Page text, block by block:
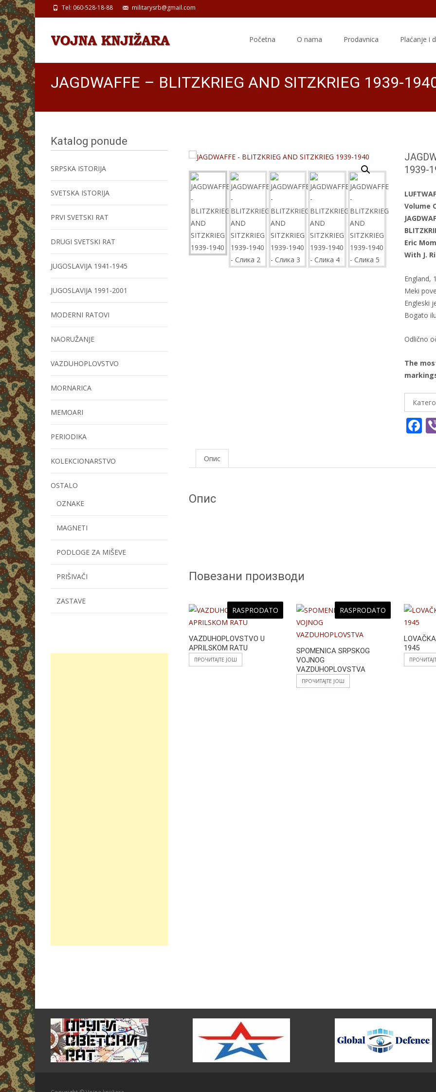
Tel: 060-528-18-88 militarysrb@gmail.com
Početna O nama Prodavnica Plaćanje i
JAGDWAFFE – BLITZKRIEG AND SITZKRIEG 1939-
1939-
Volume
Eric
With J.
England,
Meki
Engleski
Bogato
Odlično
The
F
b
Опис
Опис
Повезани производи
RASPRODATO
VAZDUHOPLOVSTVO U
APRILSKOM RATU
ПРОЧИТАЈТЕ ЈОШ
RASPRODATO
SPOMENICA SRPSKOG
VOJNOG
VAZDUHOPLOVSTVA
ПРОЧИТАЈТЕ ЈОШ
1945
Katalog ponude
SRPSKA ISTORIJA
SVETSKA ISTORIJA
PRVI SVETSKI RAT
DRUGI SVETSKI RAT
JUGOSLAVIJA 1941-1945
JUGOSLAVIJA 1991-2001
MODERNI RATOVI
NAORUŽANJE
VAZDUHOPLOVSTVO
MORNARICA
MEMOARI
PERIODIKA
KOLEKCIONARSTVO
OSTALO
OZNAKE
MAGNETI
PODLOGE ZA MIŠEVE
PRIŠIVAČI
ZASTAVE